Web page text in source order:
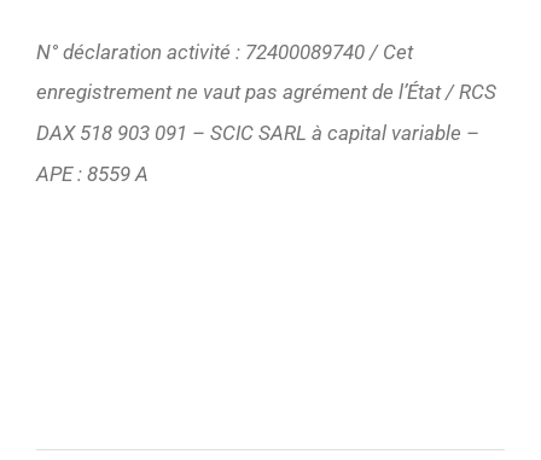
N° déclaration activité : 72400089740 / Cet
enregistrement ne vaut pas agrément de l’État / RCS
DAX 518 903 091 – SCIC SARL à capital variable –
APE : 8559 A